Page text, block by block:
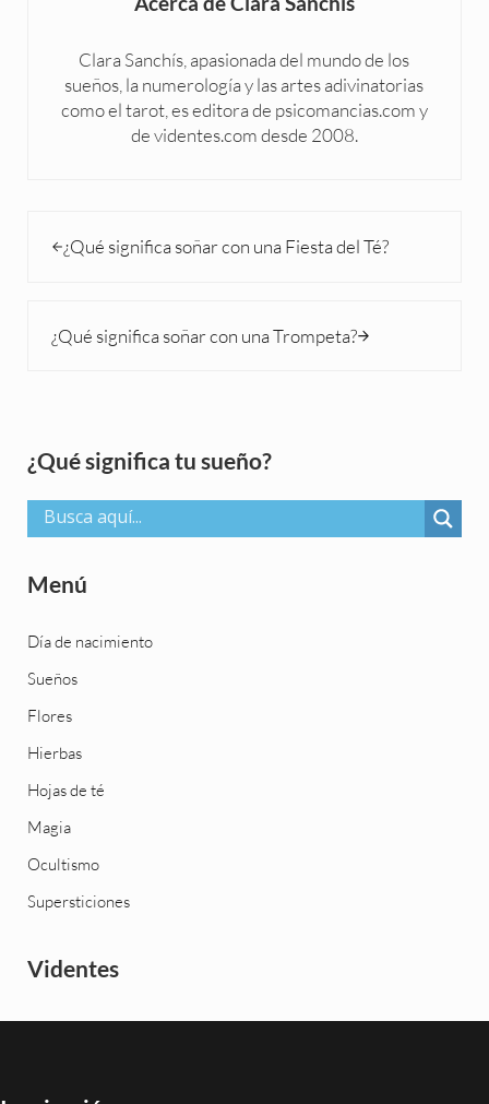
Clara Sanchís, apasionada del mundo de los
sueños, la numerología y las artes adivinatorias
como el tarot, es editora de psicomancias.com y
de videntes.com desde 2008.
¿Qué significa soñar con una Fiesta del Té?
¿Qué significa soñar con una Trompeta?
Sidebar
¿Qué significa tu sueño?
Menú
Día de nacimiento
Sueños
Flores
Hierbas
Hojas de té
Magia
Ocultismo
Supersticiones
Videntes